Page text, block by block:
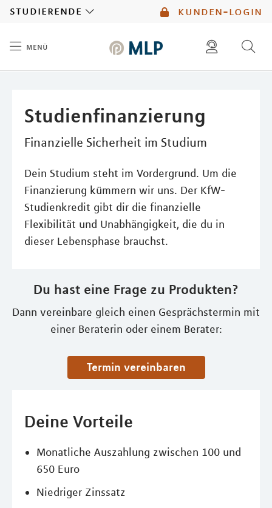
kunden-login
studierende
menü
Studienfinanzierung
Finanzielle Sicherheit im Studium
Dein Studium steht im Vordergrund. Um die
Finanzierung kümmern wir uns. Der KfW-
Studienkredit gibt dir die finanzielle
Flexibilität und Unabhängigkeit, die du in
dieser Lebensphase brauchst.
Du hast eine Frage zu Produkten?
Dann vereinbare gleich einen Gesprächstermin mit
einer Beraterin oder einem Berater:
Termin vereinbaren
Deine Vorteile
Monatliche Auszahlung zwischen 100 und
650 Euro
Niedriger Zinssatz